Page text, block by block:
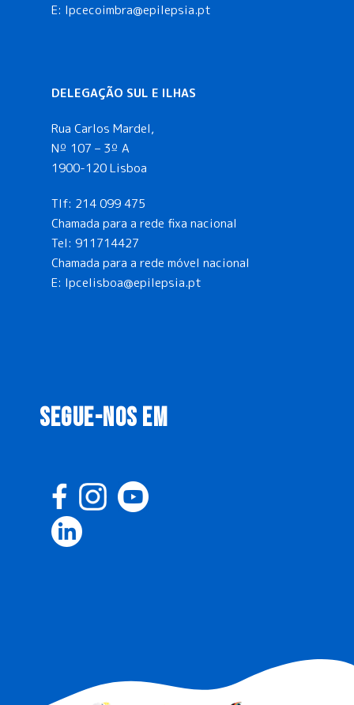
E: lpcecoimbra@epilepsia.pt
DELEGAÇÃO SUL E ILHAS
Rua Carlos Mardel,
Nº 107 – 3º A
1900-120 Lisboa
Tlf: 214 099 475
Chamada para a rede fixa nacional
Tel: 911714427
Chamada para a rede móvel nacional
E: lpcelisboa@epilepsia.pt
SEGUE-NOS EM